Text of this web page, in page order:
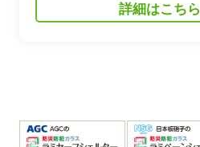
詳細はこちら